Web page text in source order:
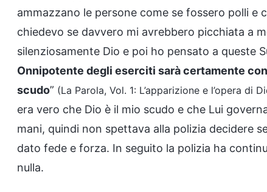
ammazzano le persone come se fossero polli
chiedevo se davvero mi avrebbero picchiata a
silenziosamente Dio e poi ho pensato a queste
Onnipotente degli eserciti sarà certamente
scudo” (La Parola, Vol. 1: L’apparizione e l’opera di
era vero che Dio è il mio scudo e che Lui
mani, quindi non spettava alla polizia decidere
dato fede e forza. In seguito la polizia ha
nulla.